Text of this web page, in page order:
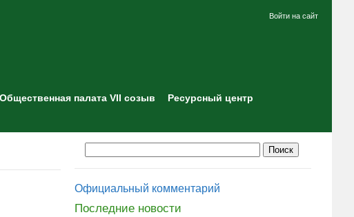
Войти на сайт
Общественная палата VII созыв
Ресурсный центр
Официальный комментарий
Последние новости